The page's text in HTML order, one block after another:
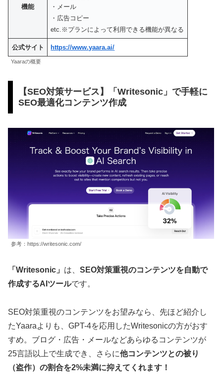
機能
・メール
・広告コピー
etc.※プランによって利用できる機能が異なる
公式サイト https://www.yaara.ai/
Yaaraの概要
【SEO対策サービス】「Writesonic」で手軽に
SEO最適化コンテンツ作成
参考：https://writesonic.com/
「Writesonic」 は、 SEO対策重視のコンテンツを自動で
作成するAIツールです。
SEO対策重視のコンテンツをお望みなら、先ほど紹介し
たYaaraよりも、GPT-4を応用したWritesonicの方がおす
すめ。ブログ・広告・メールなどあらゆるコンテンツが
25言語以上で生成でき、さらに他コンテンツとの被り
（盗作）の割合を2%未満に抑えてくれます！